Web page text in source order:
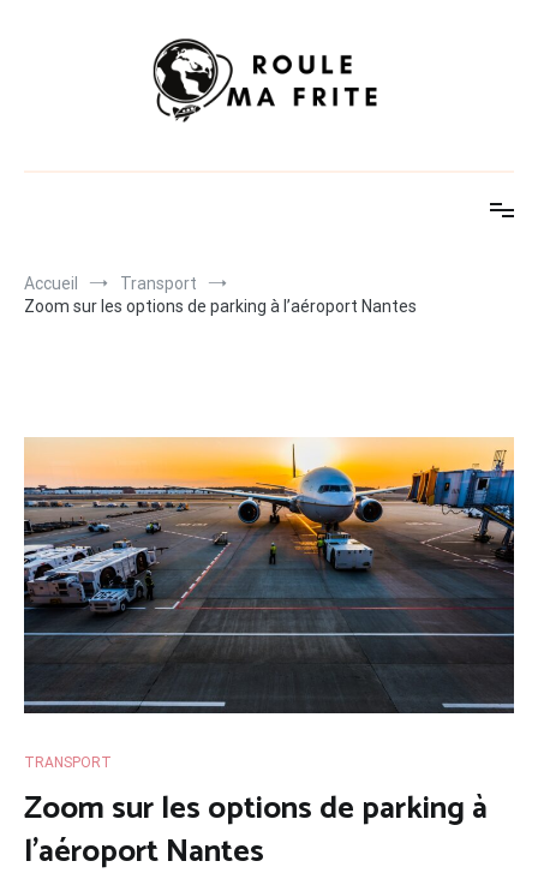
Accueil
Transport
Zoom sur les options de parking à l’aéroport Nantes
TRANSPORT
Zoom sur les options de parking à
l’aéroport Nantes